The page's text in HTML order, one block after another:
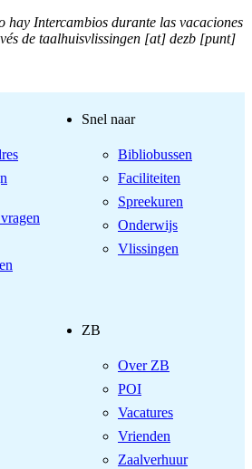
Intercambios durante las vacaciones
de taalhuisvlissingen [at] dezb [punt]
Snel naar
Bibliobussen
Faciliteiten
Spreekuren
Onderwijs
Vlissingen
ZB
Over ZB
POI
Vacatures
Vrienden
Zaalverhuur